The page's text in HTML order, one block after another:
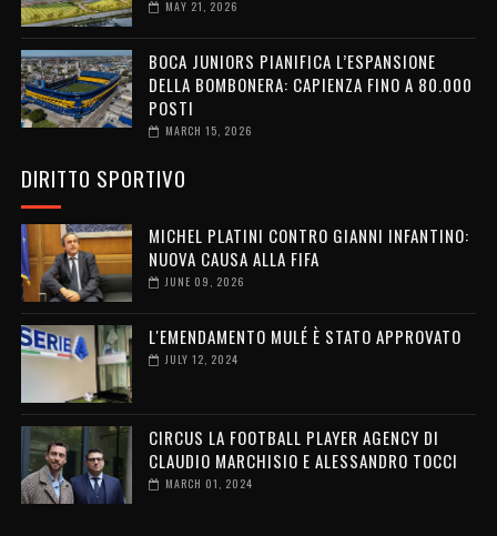
MAY 21, 2026
BOCA JUNIORS PIANIFICA L’ESPANSIONE
DELLA BOMBONERA: CAPIENZA FINO A 80.000
POSTI
MARCH 15, 2026
DIRITTO SPORTIVO
MICHEL PLATINI CONTRO GIANNI INFANTINO:
NUOVA CAUSA ALLA FIFA
JUNE 09, 2026
L'EMENDAMENTO MULÉ È STATO APPROVATO
JULY 12, 2024
CIRCUS LA FOOTBALL PLAYER AGENCY DI
CLAUDIO MARCHISIO E ALESSANDRO TOCCI
MARCH 01, 2024